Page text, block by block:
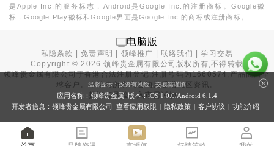
是Apple Inc.的服务标志，Android是Google Inc.的注册商标。Google徽
标，Google Play徽标和Google界面是Google Inc.的商标或注册商标。
电脑版
私隐条款 |免责声明 领峰推广 |联络我们 |学习交易
Copyright ©2026 领峰贵金属有限公司版权所有,不得转载
领峰贵金属有限公司于香港合法注册登记,注册号码为1660574,产品面向全
球客户。本站内所有内容均为香港地区资讯。
投资有风险，入市需谨慎。
温馨提示：投资有风险，交易需谨慎
应用名称：领峰贵金属 版本：iOS 1.0.0/Android 6.1.4
开发者信息：领峰贵金属有限公司 查看应用权限 | 隐私政策 | 客户协议 | 功能介绍